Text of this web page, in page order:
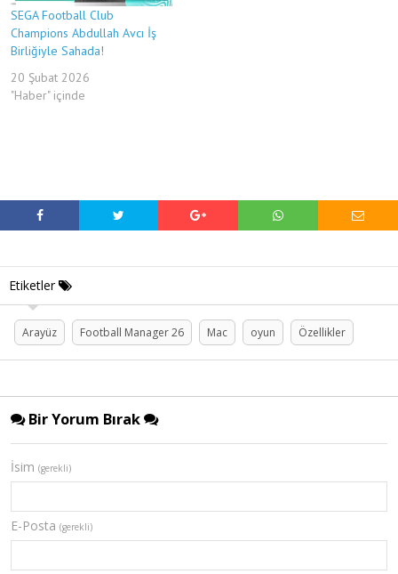
SEGA Football Club
Champions Abdullah Avcı İş
Birliğiyle Sahada!
20 Şubat 2026
"Haber" içinde
Etiketler
Arayüz Football Manager 26 Mac oyun Özellikler
Bir Yorum Bırak
İsim (gerekli)
E-Posta (gerekli)